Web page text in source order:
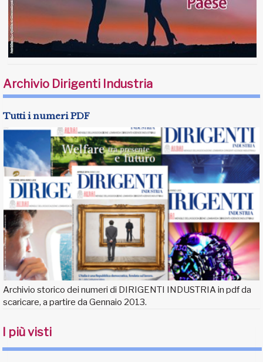
Archivio Dirigenti Industria
Tutti i numeri PDF
Archivio storico dei numeri di DIRIGENTI INDUSTRIA in pdf da
scaricare, a partire da Gennaio 2013.
I più visti